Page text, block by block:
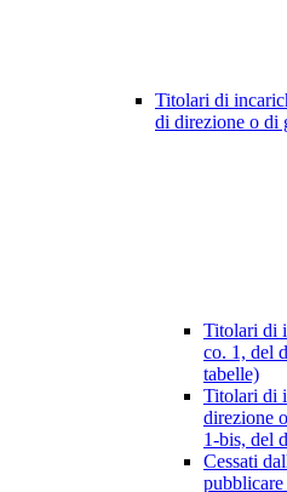
Titolari di
di direzione o di
Titolari di
co. 1, del
tabelle)
Titolari di
direzione
1-bis, del
Cessati